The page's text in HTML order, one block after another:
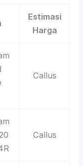
Estimasi
Harga
Callus
Callus